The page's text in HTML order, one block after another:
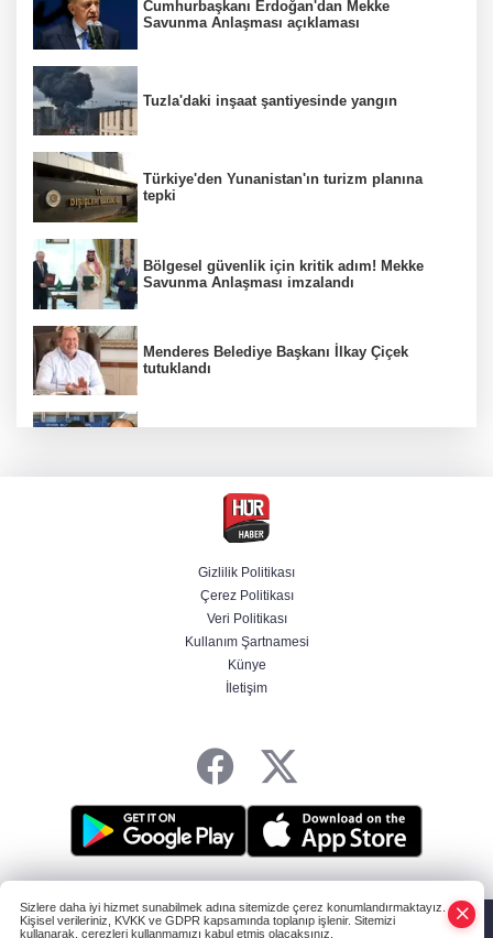
Cumhurbaşkanı Erdoğan'dan Mekke
Savunma Anlaşması açıklaması
Tuzla'daki inşaat şantiyesinde yangın
Türkiye'den Yunanistan'ın turizm planına
tepki
Bölgesel güvenlik için kritik adım! Mekke
Savunma Anlaşması imzalandı
Menderes Belediye Başkanı İlkay Çiçek
tutuklandı
Bakan Gürlek: Kanunda şehitleri incitecek
düzenleme yok
Derin taarruz, yüksek hassasiyet! Bayraktar
AKINCI TİHA TOLUN P ile vurdu
Bakan Yumaklı duyurdu! Çiftçilere ödemeler
Gizlilik Politikası
Çerez Politikası
Veri Politikası
Kullanım Şartnamesi
Künye
İletişim
Tüm hakları saklıdır.
Sizlere daha iyi hizmet sunabilmek adına sitemizde çerez konumlandırmaktayız.
Kişisel verileriniz, KVKK ve GDPR kapsamında toplanıp işlenir. Sitemizi
kullanarak, çerezleri kullanmamızı kabul etmiş olacaksınız.